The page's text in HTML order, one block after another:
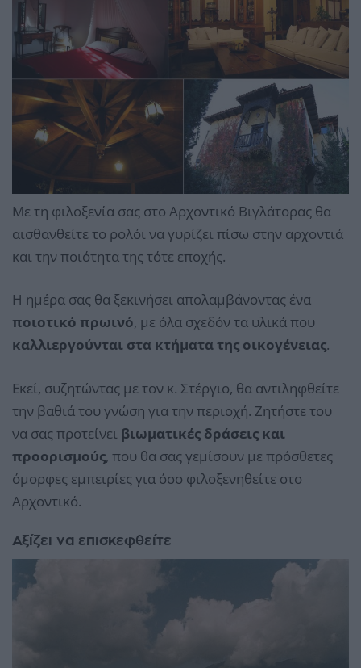
Με τη φιλοξενία σας στο Αρχοντικό Βιγλάτορας θα
αισθανθείτε το ρολόι να γυρίζει πίσω στην αρχοντιά
και την ποιότητα της τότε εποχής.
Η ημέρα σας θα ξεκινήσει απολαμβάνοντας ένα
ποιοτικό πρωινό, με όλα σχεδόν τα υλικά που
καλλιεργούνται στα κτήματα της οικογένειας.
Εκεί, συζητώντας με τον κ. Στέργιο, θα αντιληφθείτε
την βαθιά του γνώση για την περιοχή. Ζητήστε του
να σας προτείνει βιωματικές δράσεις και
προορισμούς, που θα σας γεμίσουν με πρόσθετες
όμορφες εμπειρίες για όσο φιλοξενηθείτε στο
Αρχοντικό.
Αξίζει να επισκεφθείτε